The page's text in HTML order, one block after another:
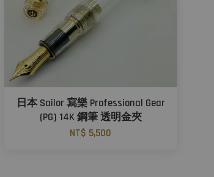
日本 Sailor 寫樂 Professional Gear
(PG) 14K 鋼筆 透明金夾
NT$ 5,500